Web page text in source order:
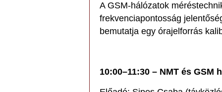
A GSM-hálózatok
frekvenciapontosság
bemutatja egy órajelforrás
10:00–11:30 – NMT és GSM